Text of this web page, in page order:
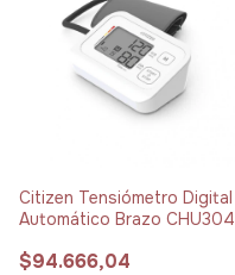
Citizen Tensiómetro Digital
Automático Brazo CHU304
$94.666,04